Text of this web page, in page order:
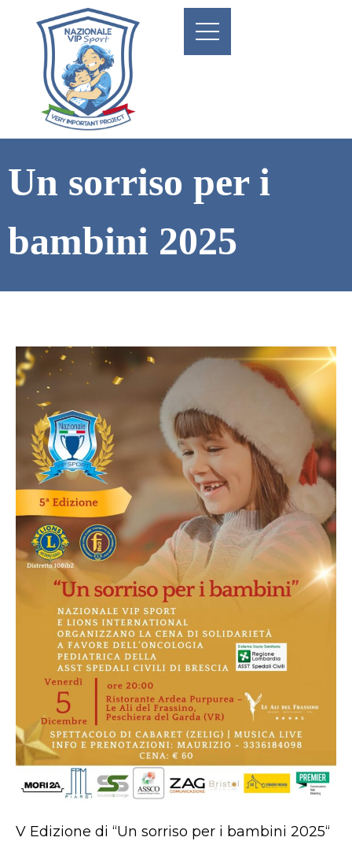
Un sorriso per i
bambini 2025
V Edizione di “Un sorriso per i bambini 2025“